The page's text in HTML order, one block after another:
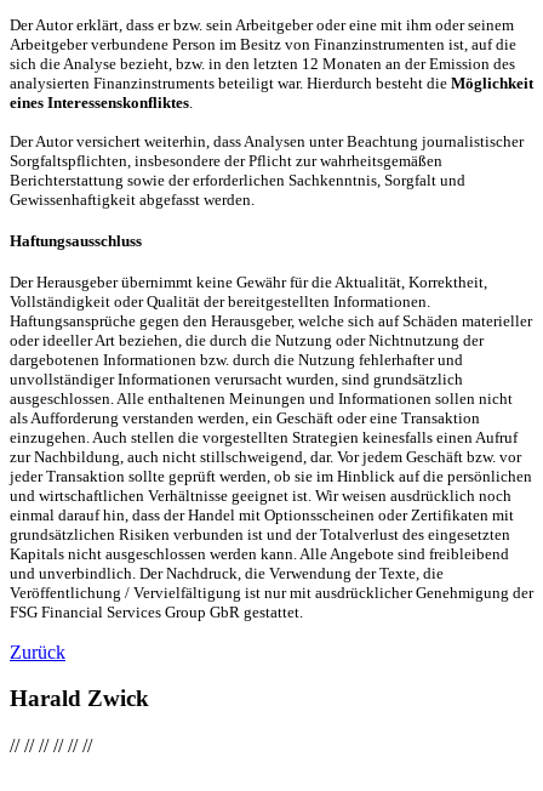
Der Autor erklärt, dass er bzw. sein Arbeitgeber oder eine mit ihm oder seinem
Arbeitgeber verbundene Person im Besitz von Finanzinstrumenten ist, auf die
sich die Analyse bezieht, bzw. in den letzten 12 Monaten an der Emission des
analysierten Finanzinstruments beteiligt war. Hierdurch besteht die Möglichkeit
eines Interessenskonfliktes.
Der Autor versichert weiterhin, dass Analysen unter Beachtung journalistischer
Sorgfaltspflichten, insbesondere der Pflicht zur wahrheitsgemäßen
Berichterstattung sowie der erforderlichen Sachkenntnis, Sorgfalt und
Gewissenhaftigkeit abgefasst werden.
Haftungsausschluss
Der Herausgeber übernimmt keine Gewähr für die Aktualität, Korrektheit,
Vollständigkeit oder Qualität der bereitgestellten Informationen.
Haftungsansprüche gegen den Herausgeber, welche sich auf Schäden materieller
oder ideeller Art beziehen, die durch die Nutzung oder Nichtnutzung der
dargebotenen Informationen bzw. durch die Nutzung fehlerhafter und
unvollständiger Informationen verursacht wurden, sind grundsätzlich
ausgeschlossen. Alle enthaltenen Meinungen und Informationen sollen nicht
als Aufforderung verstanden werden, ein Geschäft oder eine Transaktion
einzugehen. Auch stellen die vorgestellten Strategien keinesfalls einen Aufruf
zur Nachbildung, auch nicht stillschweigend, dar. Vor jedem Geschäft bzw. vor
jeder Transaktion sollte geprüft werden, ob sie im Hinblick auf die persönlichen
und wirtschaftlichen Verhältnisse geeignet ist. Wir weisen ausdrücklich noch
einmal darauf hin, dass der Handel mit Optionsscheinen oder Zertifikaten mit
grundsätzlichen Risiken verbunden ist und der Totalverlust des eingesetzten
Kapitals nicht ausgeschlossen werden kann. Alle Angebote sind freibleibend
und unverbindlich. Der Nachdruck, die Verwendung der Texte, die
Veröffentlichung / Vervielfältigung ist nur mit ausdrücklicher Genehmigung der
FSG Financial Services Group GbR gestattet.
Zurück
Harald Zwick
////////////